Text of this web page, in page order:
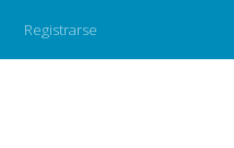
Registrarse